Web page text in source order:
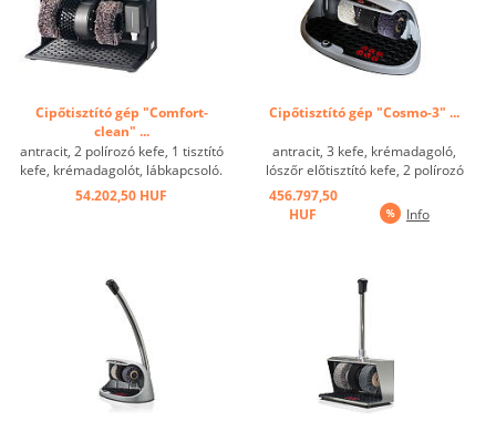
Cipőtisztító gép "Comfort-
clean" ...
antracit, 2 polírozó kefe, 1 tisztító
kefe, krémadagolót, lábkapcsoló.
...
54.202,50 HUF
Cipőtisztító gép "Cosmo-3" ...
antracit, 3 kefe, krémadagoló,
lószőr előtisztító kefe, 2 polírozó
kefe, gömbcsapos fényező
adagoló 0,75 literes tartály (a
polírozót nem tartalmazza) ...
456.797,50
HUF
Info